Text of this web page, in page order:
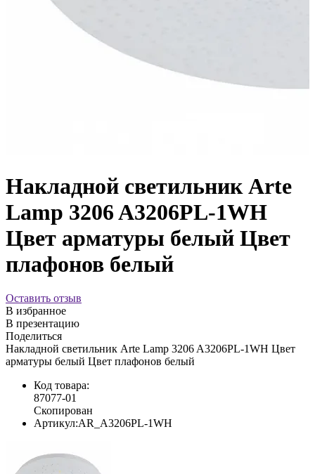
Накладной светильник Arte
Lamp 3206 A3206PL-1WH
Цвет арматуры белый Цвет
плафонов белый
Оставить отзыв
В избранное
В презентацию
Поделиться
Накладной светильник Arte Lamp 3206 A3206PL-1WH Цвет
арматуры белый Цвет плафонов белый
Код товара:
87077-01
Скопирован
Артикул:AR_A3206PL-1WH